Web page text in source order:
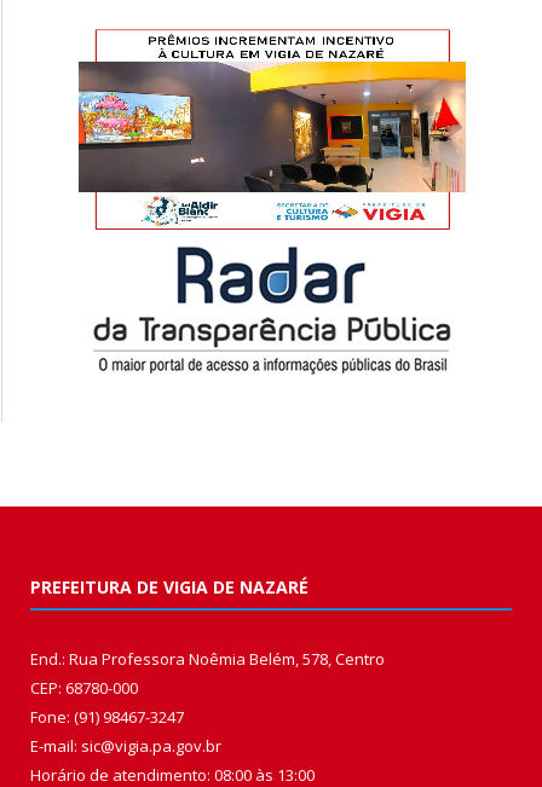
PREFEITURA DE VIGIA DE NAZARÉ
End.: Rua Professora Noêmia Belém, 578, Centro
CEP: 68780-000
Fone: (91) 98467-3247
E-mail: sic@vigia.pa.gov.br
Horário de atendimento: 08:00 às 13:00